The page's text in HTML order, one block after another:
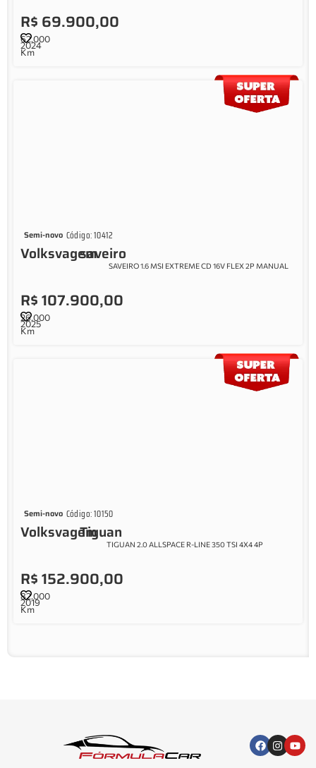
R$ 69.900,00
2024
62.000
Km
Semi-novo Código: 10412
Volksvagemsaveiro
SAVEIRO 1.6 MSI EXTREME CD 16V FLEX 2P MANUAL
R$ 107.900,00
2025
26.000
Km
Semi-novo Código: 10150
VolksvagemTiguan
TIGUAN 2.0 ALLSPACE R-LINE 350 TSI 4X4 4P
R$ 152.900,00
2019
82.000
Km